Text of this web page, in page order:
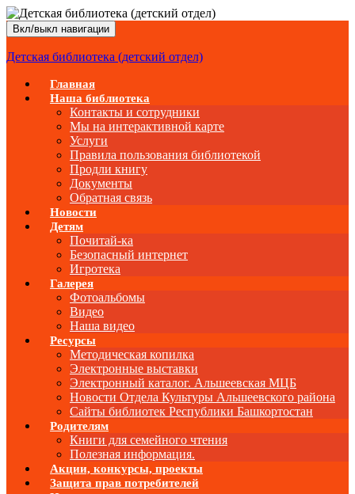
Вкл/выкл навигации
Детская библиотека (детский отдел)
Главная
Наша библиотека
Контакты и сотрудники
Мы на интерактивной карте
Услуги
Правила пользования библиотекой
Продли книгу
Документы
Обратная связь
Новости
Детям
Почитай-ка
Безопасный интернет
Игротека
Галерея
Фотоальбомы
Видео
Наша видео
Ресурсы
Методическая копилка
Электронные выставки
Электронный каталог. Альшеевская МЦБ
Новости Отдела Культуры Альшеевского района
Сайты библиотек Республики Башкортостан
Родителям
Книги для семейного чтения
Полезная информация.
Акции, конкурсы, проекты
Защита прав потребителей